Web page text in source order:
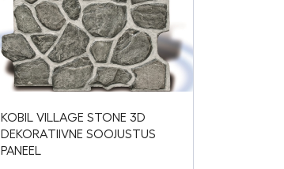
KOBIL VILLAGE STONE 3D
DEKORATIIVNE SOOJUSTUS
PANEEL